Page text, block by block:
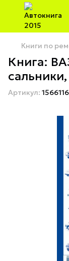
Книги по
Книга:
Артикул: